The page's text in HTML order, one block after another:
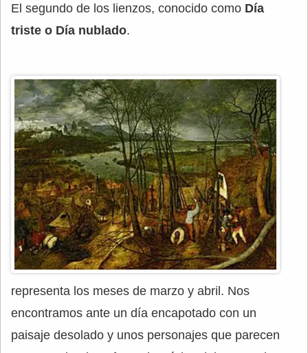
El segundo de los lienzos, conocido como Día
triste o Día nublado.
representa los meses de marzo y abril. Nos
encontramos ante un día encapotado con un
paisaje desolado y unos personajes que parecen